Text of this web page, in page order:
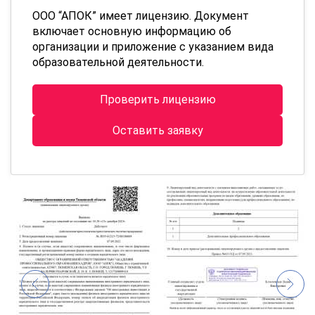
ООО “АПОК” имеет лицензию. Документ
включает основную информацию об
организации и приложение с указанием вида
образовательной деятельности.
Проверить лицензию
Оставить заявку